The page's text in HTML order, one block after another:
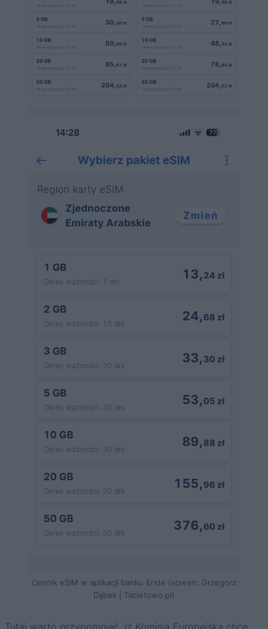
Cennik eSIM w aplikacji banku Erste (screen: Grzegorz
Dąbek | Tabletowo.pl)